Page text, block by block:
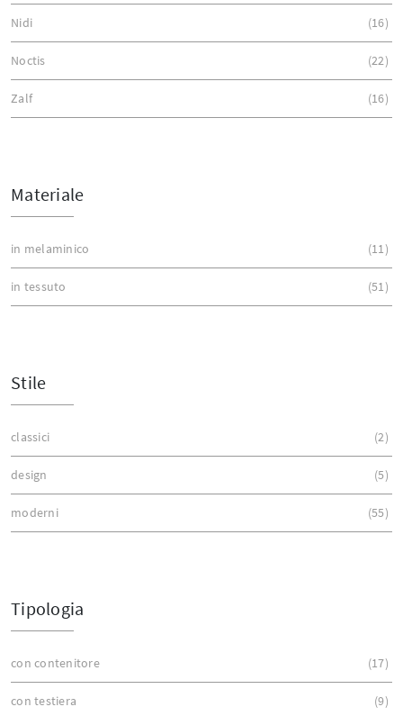
Nidi 16
Noctis 22
Zalf 16
Materiale
in melaminico 11
in tessuto 51
Stile
classici 2
design 5
moderni 55
Tipologia
con contenitore 17
con testiera 9